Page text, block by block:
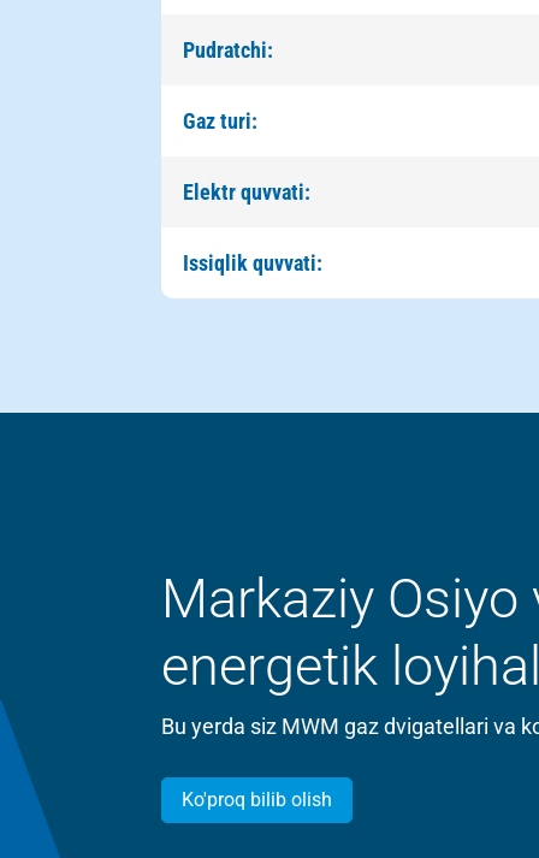
Pudratchi:
Gaz turi:
Elektr quvvati:
Issiqlik quvvati:
Markaziy
energetik
Bu yerda siz MWM gaz dvigatellari va
Ko'proq bilib olish